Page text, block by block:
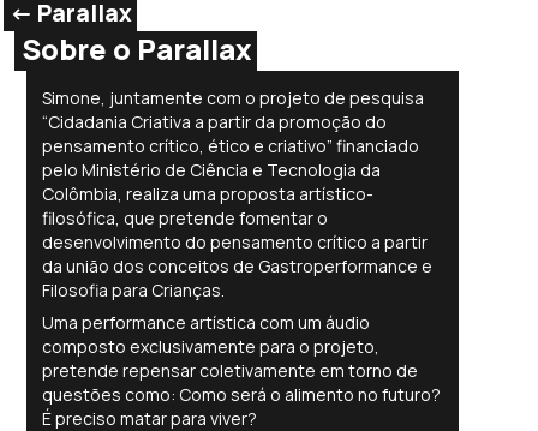
<- Parallax
Sobre o Parallax
Simone, juntamente com o projeto de pesquisa
“Cidadania Criativa a partir da promoção do
pensamento crítico, ético e criativo” financiado
pelo Ministério de Ciência e Tecnologia da
Colômbia, realiza uma proposta artístico-
filosófica, que pretende fomentar o
desenvolvimento do pensamento crítico a partir
da união dos conceitos de Gastroperformance e
Filosofia para Crianças.
Uma performance artística com um áudio
composto exclusivamente para o projeto,
pretende repensar coletivamente em torno de
questões como: Como será o alimento no futuro?
É preciso matar para viver?